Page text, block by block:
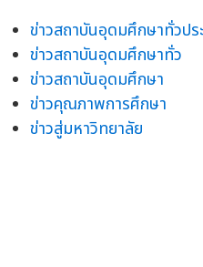
ข่าวสถาบันอุดมศึกษาทั่วปร
ข่าวสถาบันอุดมศึกษาทั่ว
ข่าวสถาบันอุดมศึกษา
ข่าวคุณภาพการศึกษา
ข่าวสู่มหาวิทยาลัย